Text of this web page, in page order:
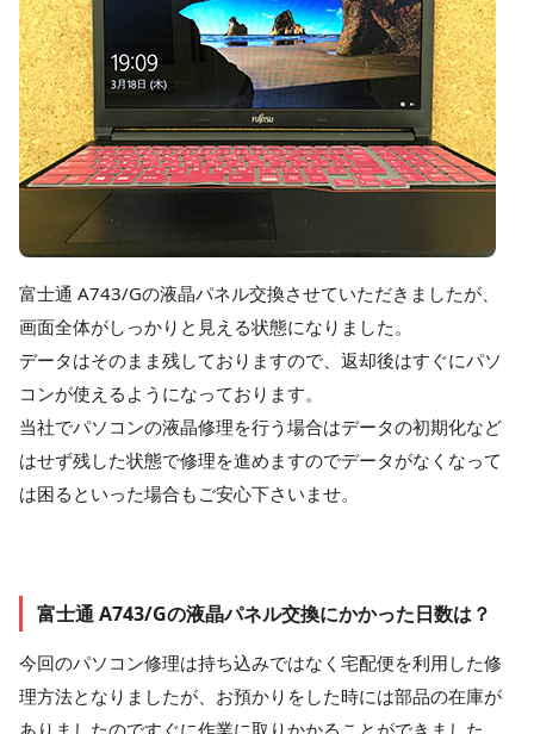
富士通 A743/Gの液晶パネル交換させていただきましたが、
画面全体がしっかりと見える状態になりました。
データはそのまま残しておりますので、返却後はすぐにパソ
コンが使えるようになっております。
当社でパソコンの液晶修理を行う場合はデータの初期化など
はせず残した状態で修理を進めますのでデータがなくなって
は困るといった場合もご安心下さいませ。
富士通 A743/Gの液晶パネル交換にかかった日数は？
今回のパソコン修理は持ち込みではなく宅配便を利用した修
理方法となりましたが、お預かりをした時には部品の在庫が